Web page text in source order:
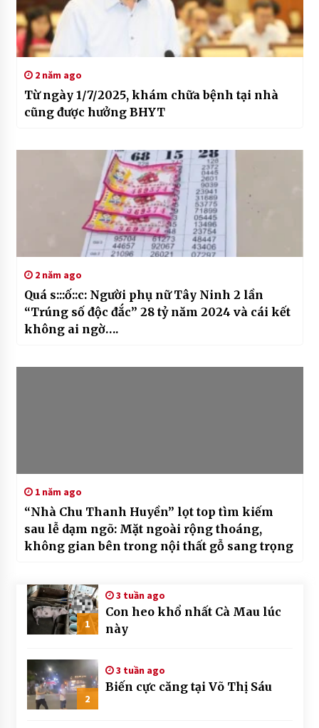
2 năm ago
Từ ngày 1/7/2025, khám chữa bệnh tại nhà
cũng được hưởng BHYT
2 năm ago
Quá s:::ố::c: Người phụ nữ Tây Ninh 2 lần
“Trúng số độc đắc” 28 tỷ năm 2024 và cái kết
không ai ngờ….
1 năm ago
“Nhà Chu Thanh Huyền” lọt top tìm kiếm
sau lễ dạm ngõ: Mặt ngoài rộng thoáng,
không gian bên trong nội thất gỗ sang trọng
1
3 tuần ago
Con heo khổ nhất Cà Mau lúc
này
2
3 tuần ago
Biến cực căng tại Võ Thị Sáu